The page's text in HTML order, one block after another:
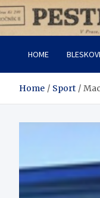
Skip
to
Pestrý
HOME
Home Sport